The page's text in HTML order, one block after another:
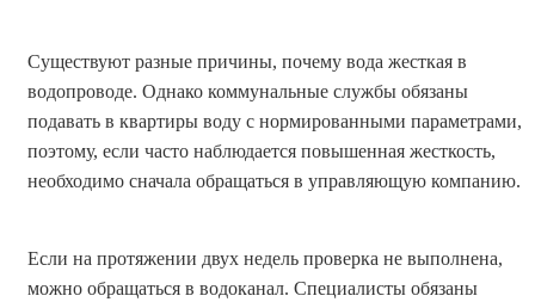
Существуют разные причины, почему вода жесткая в
водопроводе. Однако коммунальные службы обязаны
подавать в квартиры воду с нормированными параметрами,
поэтому, если часто наблюдается повышенная жесткость,
необходимо сначала обращаться в управляющую компанию.
Если на протяжении двух недель проверка не выполнена,
можно обращаться в водоканал. Специалисты обязаны